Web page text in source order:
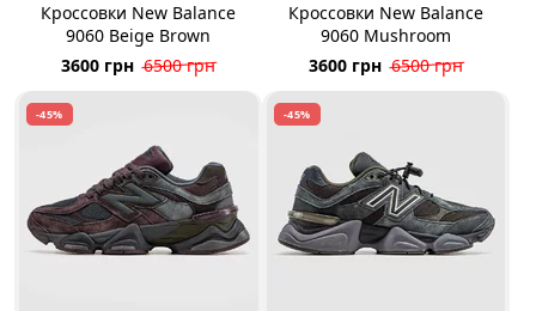
Кроссовки New Balance
9060 Beige Brown
3600 грн 6500 грн
Кроссовки New Balance
9060 Mushroom
3600 грн 6500 грн
-45% -45%